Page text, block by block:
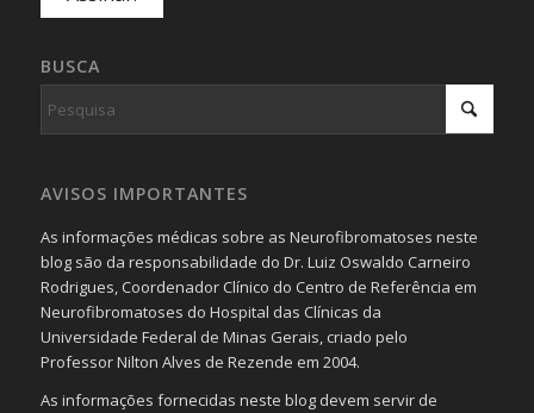
BUSCA
AVISOS IMPORTANTES
As informações médicas sobre as Neurofibromatoses neste
blog são da responsabilidade do Dr. Luiz Oswaldo Carneiro
Rodrigues, Coordenador Clínico do Centro de Referência em
Neurofibromatoses do Hospital das Clínicas da
Universidade Federal de Minas Gerais, criado pelo
Professor Nilton Alves de Rezende em 2004.
As informações fornecidas neste blog devem servir de